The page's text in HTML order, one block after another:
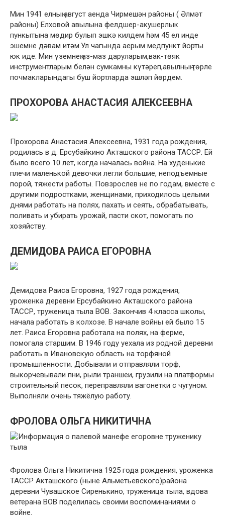
Мин 1941 елның август аенда Чирмешән районы ( Әлмәт
районы) Елховой авылына фелдшер-акушерлык
пункытына мөдир булып эшкә килдем һәм 45 ел инде
эшемне дәвам итәм.Ул чагында аерым медпункт йорты
юк иде. Мин үземнең аз-маз даруларым,вак-төяк
инструментларым белән сумкамны күтәреп,авылның төрле
почмакларындагы буш йортларда эшләп йөрдем.
ПРОХОРОВА АНАСТАСИЯ АЛЕКСЕЕВНА
Прохорова Анастасия Алексеевна, 1931 года рождения,
родилась в д. Ерсубайкино Акташского района ТАССР. Ей
было всего 10 лет, когда началась война. На худенькие
плечи маленькой девочки легли большие, неподъемные
порой, тяжести работы. Повзрослев не по годам, вместе с
другими подростками, женщинами, приходилось целыми
днями работать на полях, пахать и сеять, обрабатывать,
поливать и убирать урожай, пасти скот, помогать по
хозяйству.
ДЕМИДОВА РАИСА ЕГОРОВНА
Демидова Раиса Егоровна, 1927 года рождения,
уроженка деревни Ерсубайкино Акташского района
ТАССР, труженица тыла ВОВ. Закончив 4 класса школы,
начала работать в колхозе. В начале войны ей было 15
лет. Раиса Егоровна работала на полях, на ферме,
помогала старшим. В 1946 году уехала из родной деревни
работать в Ивановскую область на торфяной
промышленности. Добывали и отправляли торф,
выкорчевывали пни, рыли траншеи, грузили на платформы
строительный песок, переправляли вагонетки с чугуном.
Выполняли очень тяжёлую работу.
ФРОЛОВА ОЛЬГА НИКИТИЧНА
Фролова Ольга Никитична 1925 года рождения, уроженка
ТАССР Акташского (ныне Альметьевского)района
деревни Чувашское Сиренькино, труженица тыла, вдова
ветерана ВОВ поделилась своими воспоминаниями о
войне.